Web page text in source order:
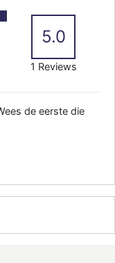
5.0
1 Reviews
de eerste die